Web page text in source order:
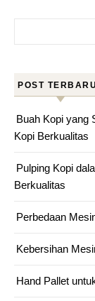
POST TERBARU
Buah Kopi yang
Kopi Berkualitas
Pulping Kopi
Berkualitas
Perbedaan
Kebersihan
Hand Pallet